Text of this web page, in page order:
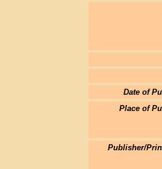
Date of
Place of
Publisher/